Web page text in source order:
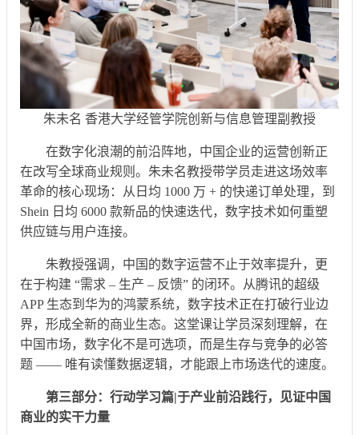
朱未名 香港大学经管学院创新与信息管理副教授
在数字化浪潮的前沿阵地，中国企业的运营创新正
在改写全球商业规则。朱未名教授带学员走进这场效率
革命的核心现场：从日均 1000 万 + 的快递订单处理，到
Shein 日均 6000 款新品的快速迭代，数字技术如何重塑
供应链与用户连接。
朱教授强调，中国的数字运营不止于效率提升，更
在于构建 “需求 – 生产 – 反馈” 的闭环。从腾讯的超级
APP 生态到华为的鸿蒙系统，数字技术正在打破行业边
界，形成全新的商业生态。这堂课让学员深刻理解，在
中国市场，数字化不是可选项，而是生存与竞争的必答
题 —— 唯有读懂数据逻辑，才能跟上市场迭代的速度。
第三部分：行动学习篇|于产业前沿践行，见证中国
商业的实干力量